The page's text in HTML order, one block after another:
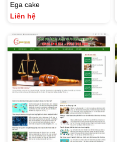
Ega cake
Liên hệ